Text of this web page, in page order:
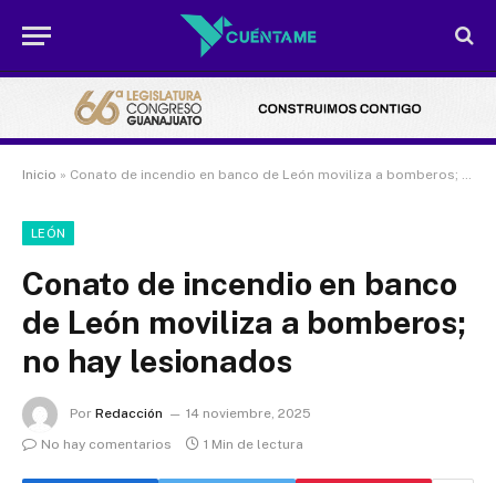
Inicio » Conato de incendio en banco de León moviliza a bomberos; no hay lesionados
LEÓN
Conato de incendio en banco
de León moviliza a bomberos;
no hay lesionados
Por Redacción
14 noviembre, 2025
No hay comentarios
1 Min de lectura